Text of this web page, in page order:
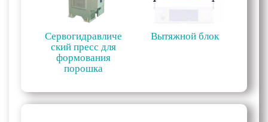
Сервогидравличе
ский пресс для
формования
порошка
Вытяжной блок